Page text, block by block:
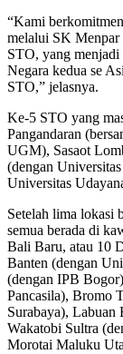
“Kami
melalui SK Menpar
STO, yang
Negara kedua se
STO,” jelasnya.
Ke-5 STO yang
Pangandaran
UGM), Sasaot
(dengan
Universitas
Setelah lima lokasi
semua berada di
Bali Baru, atau 10
Banten (dengan
(dengan IPB
Pancasila), Bromo
Surabaya), Labuan
Wakatobi Sultra
Morotai Maluku